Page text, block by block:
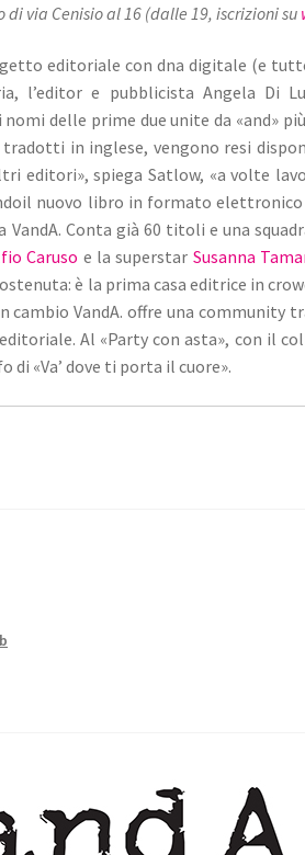
di via Cenisio al 16 (dalle 19, iscrizioni su
editoriale con dna digitale (e
l’editor e pubblicista Angela Di
delle prime due unite da «and»
in inglese, vengono resi
editori», spiega Satlow, «a volte
nuovo libro in formato elettronico
VandA. Conta già 60 titoli e una
Caruso e la superstar Susanna
è la prima casa editrice in
VandA. offre una community
Al «Party con asta», con il
«Va’ dove ti porta il cuore».